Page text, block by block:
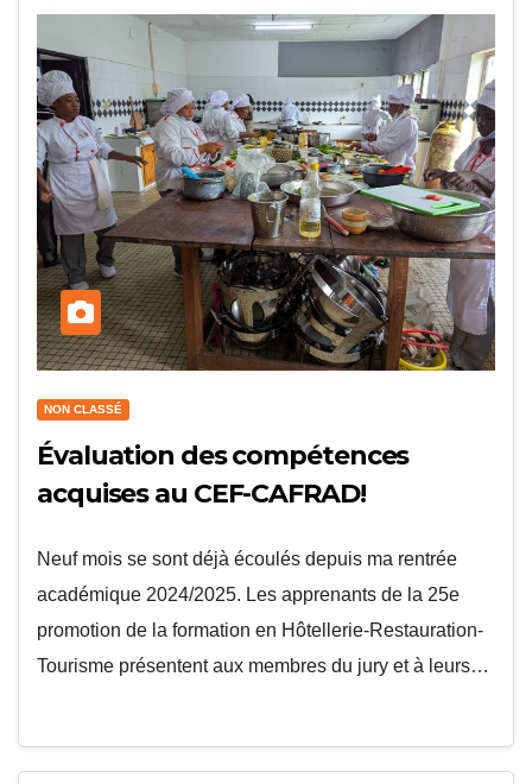
NON CLASSÉ
Évaluation des compétences
acquises au CEF-CAFRAD!
Neuf mois se sont déjà écoulés depuis ma rentrée
académique 2024/2025. Les apprenants de la 25e
promotion de la formation en Hôtellerie-Restauration-
Tourisme présentent aux membres du jury et à leurs…